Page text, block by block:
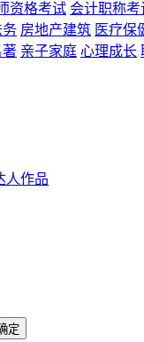
资格考试 会计职称考
务 房地产建筑 医疗保
著 亲子家庭 心理成长
人作品
定